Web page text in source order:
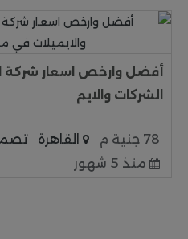
أفضل وارخص اسعار شركة
الشركات والايم
78 جنية م القاهرة
منذ 5 شهور